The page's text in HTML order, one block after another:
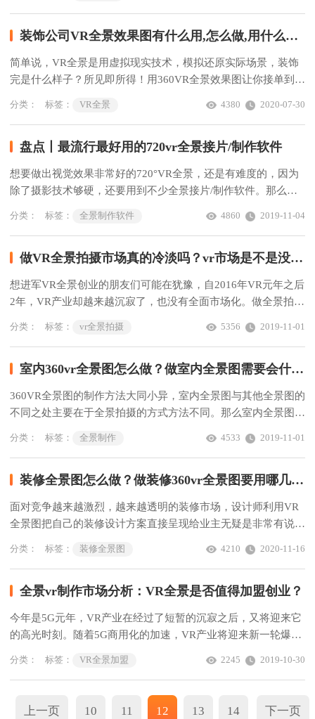
装饰公司VR全景效果图有什么用,怎么做,用什么软件？
简单说，VR全景是用虚拟现实技术，模拟还原实际场景，装饰
完是什么样子？所见即所得！用360VR全景效果图让你接单到手
分类： 标签： VR全景 2020-07-30
4380
盘点丨最流行最好用的720vr全景接片/制作软件
想要做出视觉效果非常好的720°VR全景，还是有难度的，因为
除了摄影技术够硬，还要用到不少全景接片/制作软件。那么，
做个简单盘点。
分类： 标签： 全景制作软件 2019-11-04
4860
做VR全景拍摄市场真的冷淡吗？vr市场是不是没希望了？
想进军VR全景创业的朋友们可能在犹豫，自2016年VR元年之后
2年，VR产业却越来越沉寂了，也没有全面市场化。做全景拍摄
分类： 标签： vr全景拍摄 2019-11-01
5356
室内360vr全景图怎么做？做室内全景图需要会什么软件？
360VR全景图的制作方法大同小异，室内全景图与其他全景图的
不同之处主要在于全景拍摄的方式方法不同。那么室内全景图制
分类： 标签： 全景制作 2019-11-01
4533
装修全景图怎么做？做装修360vr全景图要用哪几个软件?
面对竞争越来越激烈，越来越透明的装修市场，设计师利用VR
全景图把自己的装修设计方案直接呈现给业主无疑是非常有说服
360vr全景图需要用哪几个软件?
分类： 标签： 装修全景图 2020-11-16
4210
全景vr制作市场分析：VR全景是否值得加盟创业？
今年是5G元年，VR产业在经过了短暂的沉寂之后，又将迎来它
的高光时刻。随着5G商用化的加速，VR产业将迎来新一轮爆
分类： 标签： VR全景加盟 2019-10-30
2245
上一页 10 11 12 13 14 下一页